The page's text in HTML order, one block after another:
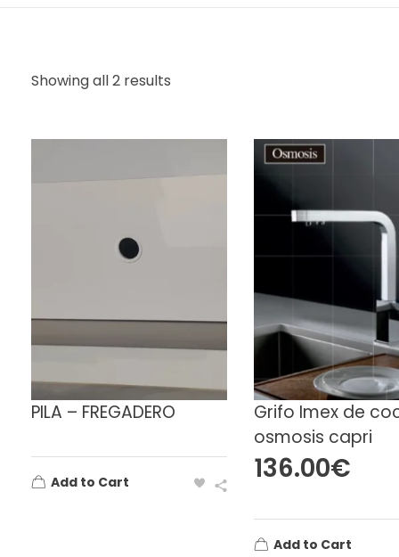
Showing all 2 results
PILA – FREGADERO
Add to Cart
Grifo Imex de
osmosis capri
136.00€
Add to Cart